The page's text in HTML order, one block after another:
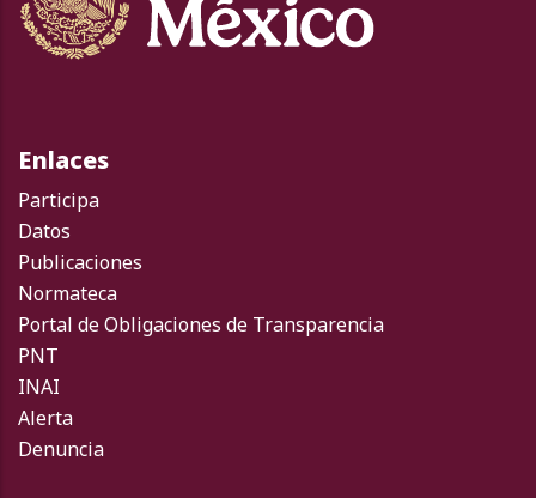
Enlaces
Participa
Datos
Publicaciones
Normateca
Portal de Obligaciones de Transparencia
PNT
INAI
Alerta
Denuncia